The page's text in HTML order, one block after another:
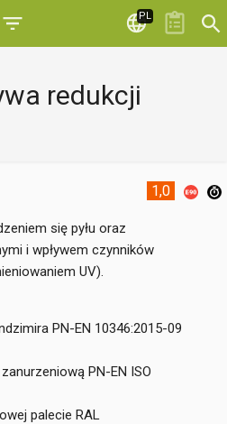
PL
redukcji
1,0
się pyłu oraz
i wpływem czynników
UV).
PN-EN 10346:2015-09
PN-EN ISO
palecie RAL